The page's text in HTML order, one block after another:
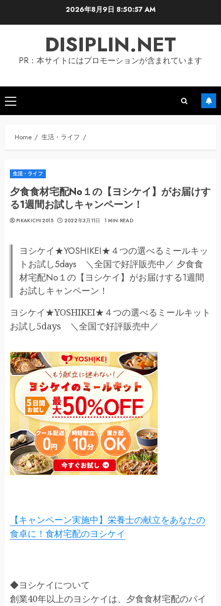
2026年8月9日 8:50:59 AM
DISIPLIN.NET
PR：本サイトにはプロモーションが含まれています
Primary
Menu
Home 生活・ライフ
生活・ライフ
夕食食材宅配No１の【ヨシケイ】がお届けす
る1週間お試しキャンペーン！
PIKAKICHI2015 2022年3月11日 1 MIN READ
ヨシケイ★YOSHIKEI★４つの選べるミールキッ
トお試し5days ＼全国で好評販売中／ 夕食食
材宅配No１の【ヨシケイ】がお届けする1週間
お試しキャンペーン！
ヨシケイ★YOSHIKEI★４つの選べるミールキット
お試し5days ＼全国で好評販売中／
【キャンペーン実施中】栄養士の献立をあなたの
食卓に！食材宅配のヨシケイ
◆ヨシケイについて
創業40年以上のヨシケイは、夕食食材宅配のパイ